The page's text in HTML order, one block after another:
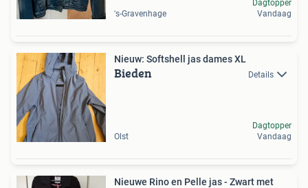
's-Gravenhage
Dagtopper
Vandaag
Nieuw: Softshell jas dames XL
Bieden Details
Olst
Dagtopper
Vandaag
Nieuwe Rino en Pelle jas - Zwart met